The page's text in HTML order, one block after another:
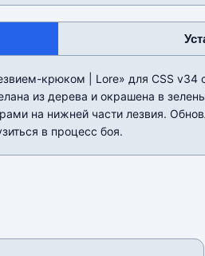
крюком | Lore» для CSS v34
из дерева и окрашена в
на нижней части лезвия.
в процесс боя.